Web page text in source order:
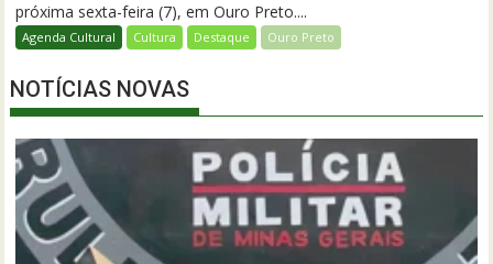
próxima sexta-feira (7), em Ouro Preto....
Agenda Cultural Cultura Destaque Ouro Preto
NOTÍCIAS NOVAS